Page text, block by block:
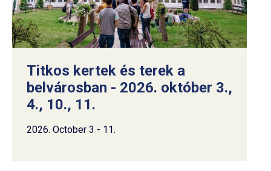
Titkos kertek és terek a
belvárosban - 2026. október 3.,
4., 10., 11.
2026. October 3 - 11.